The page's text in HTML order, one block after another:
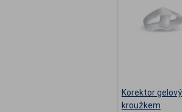
Korektor
kroužkem